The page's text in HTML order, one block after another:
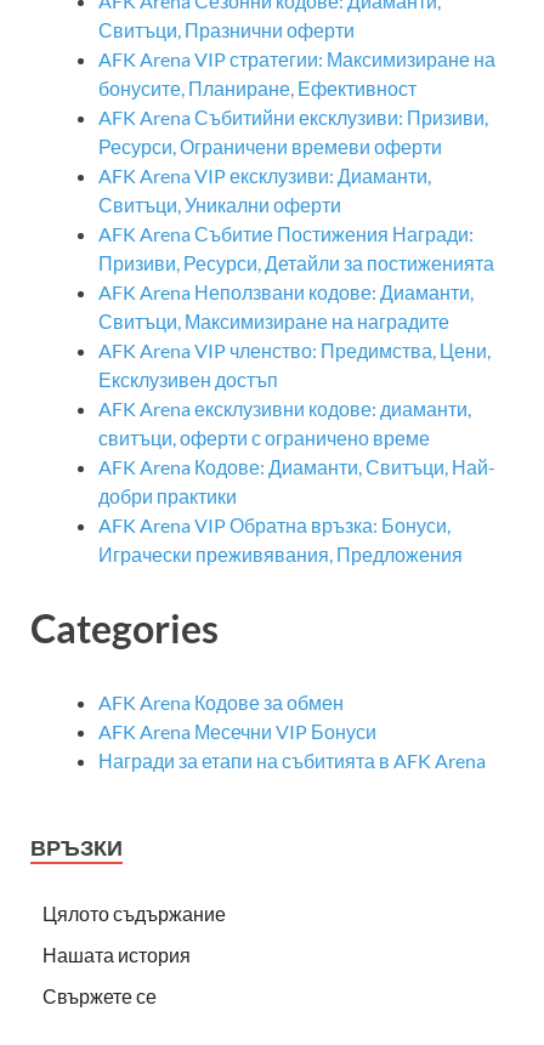
Свитъци, Празнични оферти
AFK Arena VIP стратегии: Максимизиране на
бонусите, Планиране, Ефективност
AFK Arena Събитийни ексклузиви: Призиви,
Ресурси, Ограничени времеви оферти
AFK Arena VIP ексклузиви: Диаманти,
Свитъци, Уникални оферти
AFK Arena Събитие Постижения Награди:
Призиви, Ресурси, Детайли за постиженията
AFK Arena Неползвани кодове: Диаманти,
Свитъци, Максимизиране на наградите
AFK Arena VIP членство: Предимства, Цени,
Ексклузивен достъп
AFK Arena ексклузивни кодове: диаманти,
свитъци, оферти с ограничено време
AFK Arena Кодове: Диаманти, Свитъци, Най-
добри практики
AFK Arena VIP Обратна връзка: Бонуси,
Играчески преживявания, Предложения
Categories
AFK Arena Кодове за обмен
AFK Arena Месечни VIP Бонуси
Награди за етапи на събитията в AFK Arena
ВРЪЗКИ
Цялото съдържание
Нашата история
Свържете се